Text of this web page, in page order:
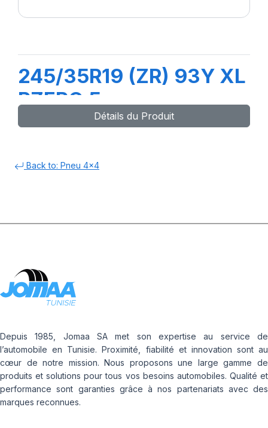
245/35R19 (ZR) 93Y XL
PZERO 5
Détails du Produit
Back to: Pneu 4x4
Depuis 1985, Jomaa SA met son expertise au service de
l’automobile en Tunisie. Proximité, fiabilité et innovation sont au
cœur de notre mission. Nous proposons une large gamme de
produits et solutions pour tous vos besoins automobiles. Qualité et
performance sont garanties grâce à nos partenariats avec des
marques reconnues.